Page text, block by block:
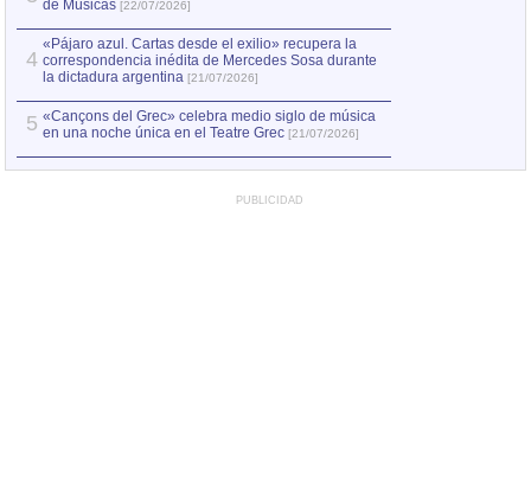
de Músicas [22/07/2026]
4
«Pájaro azul. Cartas desde el exilio» recupera la
correspondencia inédita de Mercedes Sosa durante
la dictadura argentina [21/07/2026]
5 «Cançons del Grec» celebra medio siglo de música
en una noche única en el Teatre Grec [21/07/2026]
PUBLICIDAD